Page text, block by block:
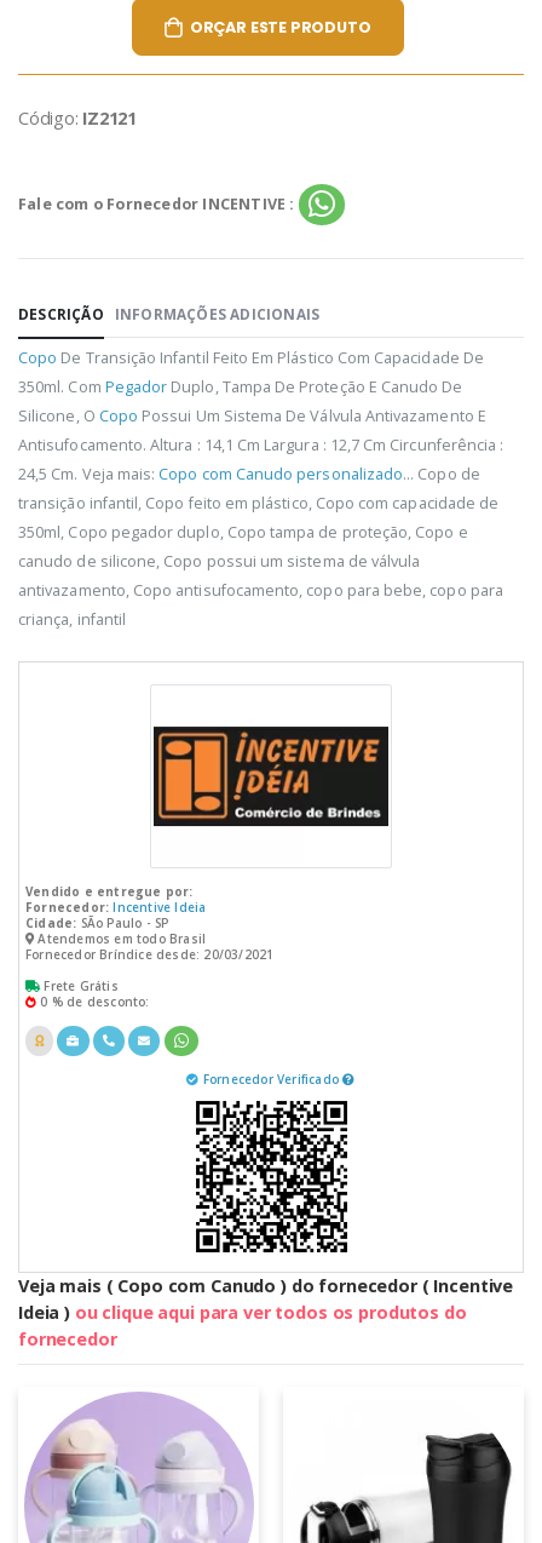
ORÇAR ESTE PRODUTO
Código: IZ2121
Fale com o Fornecedor INCENTIVE :
DESCRIÇÃO INFORMAÇÕES ADICIONAIS
Copo De Transição Infantil Feito Em Plástico Com Capacidade De
350ml. Com Pegador Duplo, Tampa De Proteção E Canudo De
Silicone, O Copo Possui Um Sistema De Válvula Antivazamento E
Antisufocamento. Altura : 14,1 Cm Largura : 12,7 Cm Circunferência :
24,5 Cm. Veja mais: Copo com Canudo personalizado... Copo de
transição infantil, Copo feito em plástico, Copo com capacidade de
350ml, Copo pegador duplo, Copo tampa de proteção, Copo e
canudo de silicone, Copo possui um sistema de válvula
antivazamento, Copo antisufocamento, copo para bebe, copo para
criança, infantil
Vendido e entregue por:
Fornecedor: Incentive Ideia
Cidade: SÃo Paulo - SP
Atendemos em todo Brasil
Fornecedor Bríndice desde: 20/03/2021
Frete Grátis
0 % de desconto:
Fornecedor Verificado
Veja mais ( Copo com Canudo ) do fornecedor ( Incentive
Ideia ) ou clique aqui para ver todos os produtos do
fornecedor